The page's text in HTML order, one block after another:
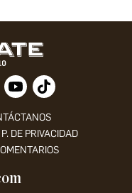
P. DE PRIVACIDAD